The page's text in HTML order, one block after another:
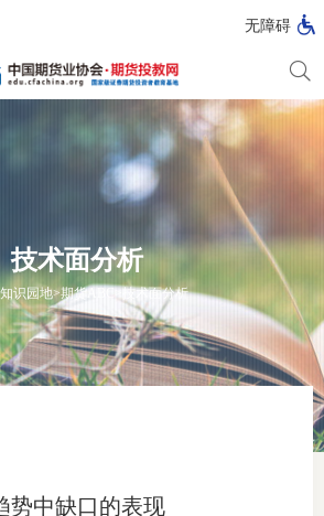
无障碍
一周大
投教大
视频动
技术面分析
知识园地>期货ABC 技术面分析
势中缺口的表现